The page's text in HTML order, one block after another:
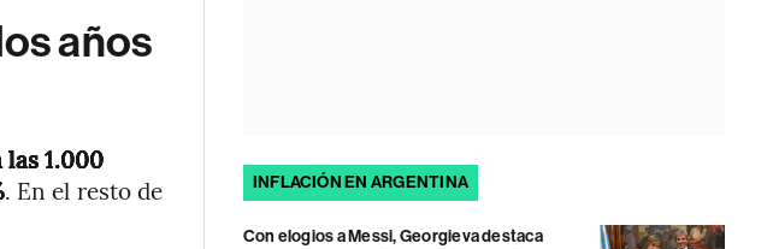
años
las 1.000
. En el resto de
INFLACIÓN EN ARGENTINA
Con elogios a Messi, Georgieva destaca